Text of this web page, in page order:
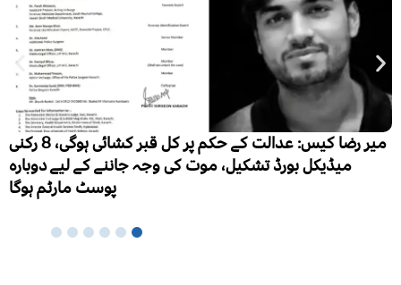
میر رضا کیس: عدالت کے حکم پر کل قبر کشائی ہوگی، 8 رکنی
جاننے کے لیے دوبارہ